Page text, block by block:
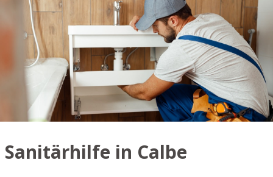
Sanitärhilfe in Calbe